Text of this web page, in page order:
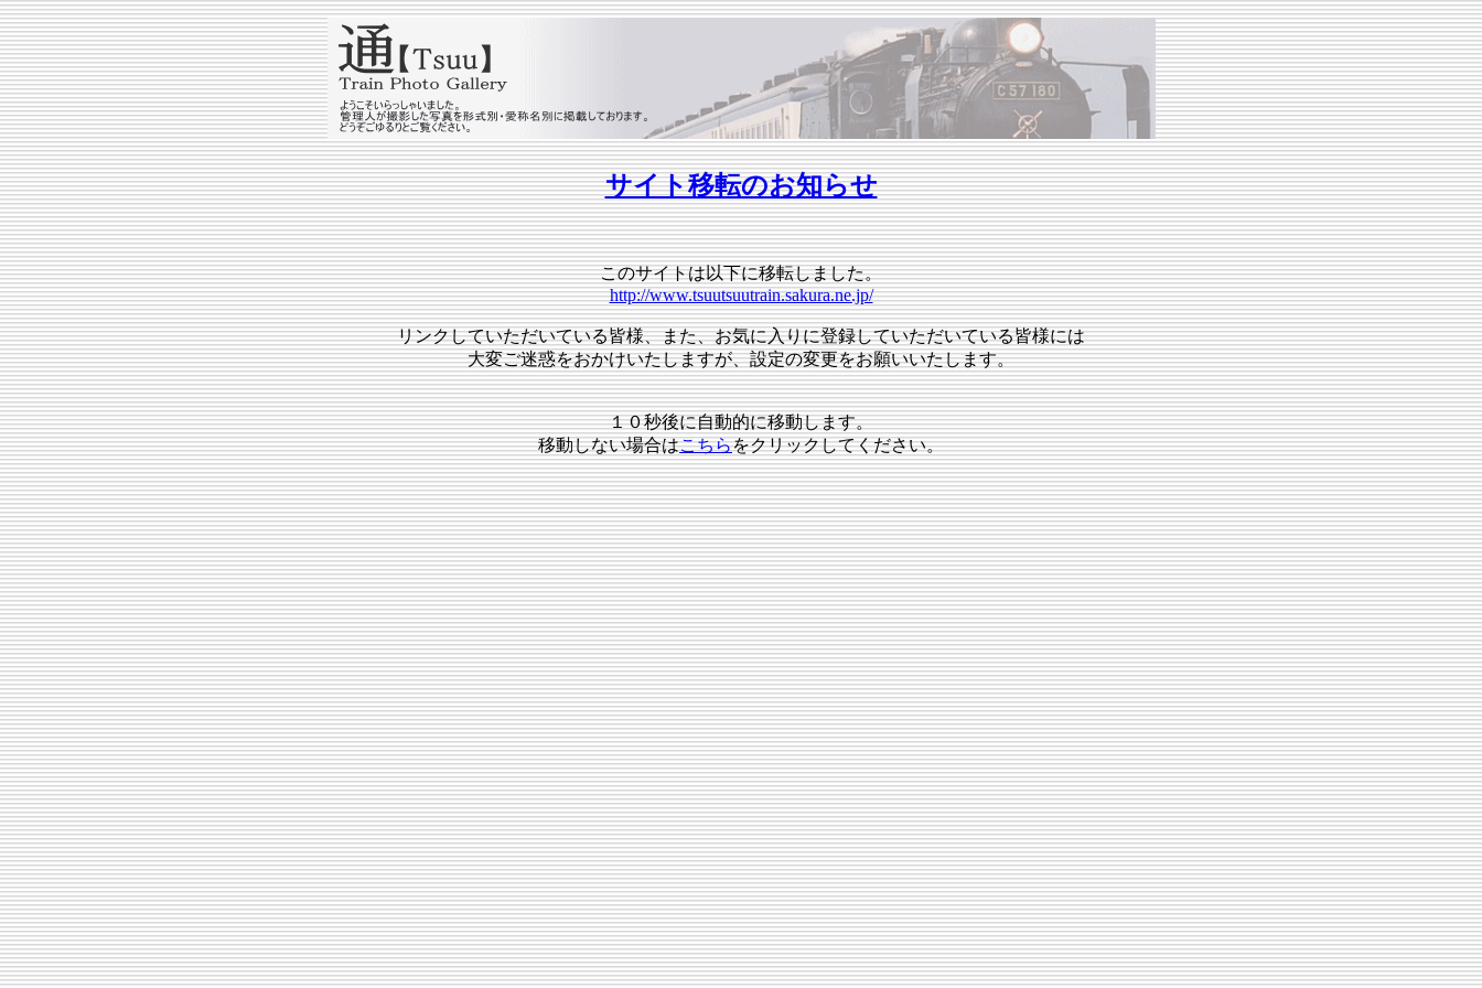
サイト移転のお知らせ
このサイトは以下に移転しました。
http://www.tsuutsuutrain.sakura.ne.jp/
リンクしていただいている皆様、また、お気に入りに登録していただいている皆様には
大変ご迷惑をおかけいたしますが、設定の変更をお願いいたします。
１０秒後に自動的に移動します。
移動しない場合はこちらをクリックしてください。